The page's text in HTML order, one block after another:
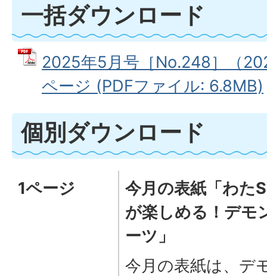
一括ダウンロード
2025年5月号［No.248］（
ページ (PDFファイル: 6.8MB)
個別ダウンロード
1ページ
今月の表紙「わた
が楽しめる！デモ
ーツ」
今月の表紙は、デ